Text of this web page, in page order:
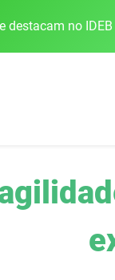
destacam no